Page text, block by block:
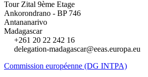
Tour Zital 9ème Etage
Ankorondrano - BP 746
Antananarivo
Madagascar
+261 20 22 242 16
delegation-madagascar@eeas.europa.eu
Commission européenne (DG INTPA)